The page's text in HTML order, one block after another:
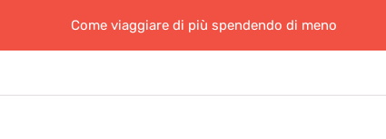
Come viaggiare di più spendendo di meno